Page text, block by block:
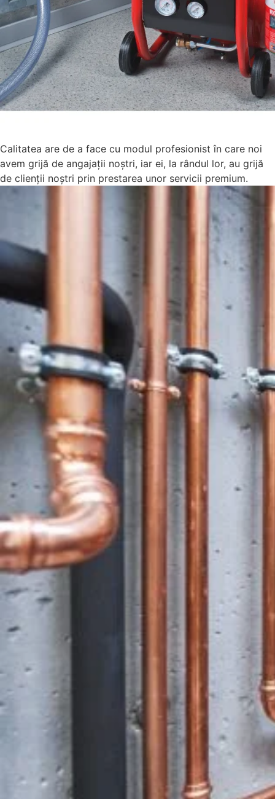
Calitatea are de a face cu modul profesionist în care noi
avem grijă de angajații noștri, iar ei, la rândul lor, au grijă
de clienții noștri prin prestarea unor servicii premium.